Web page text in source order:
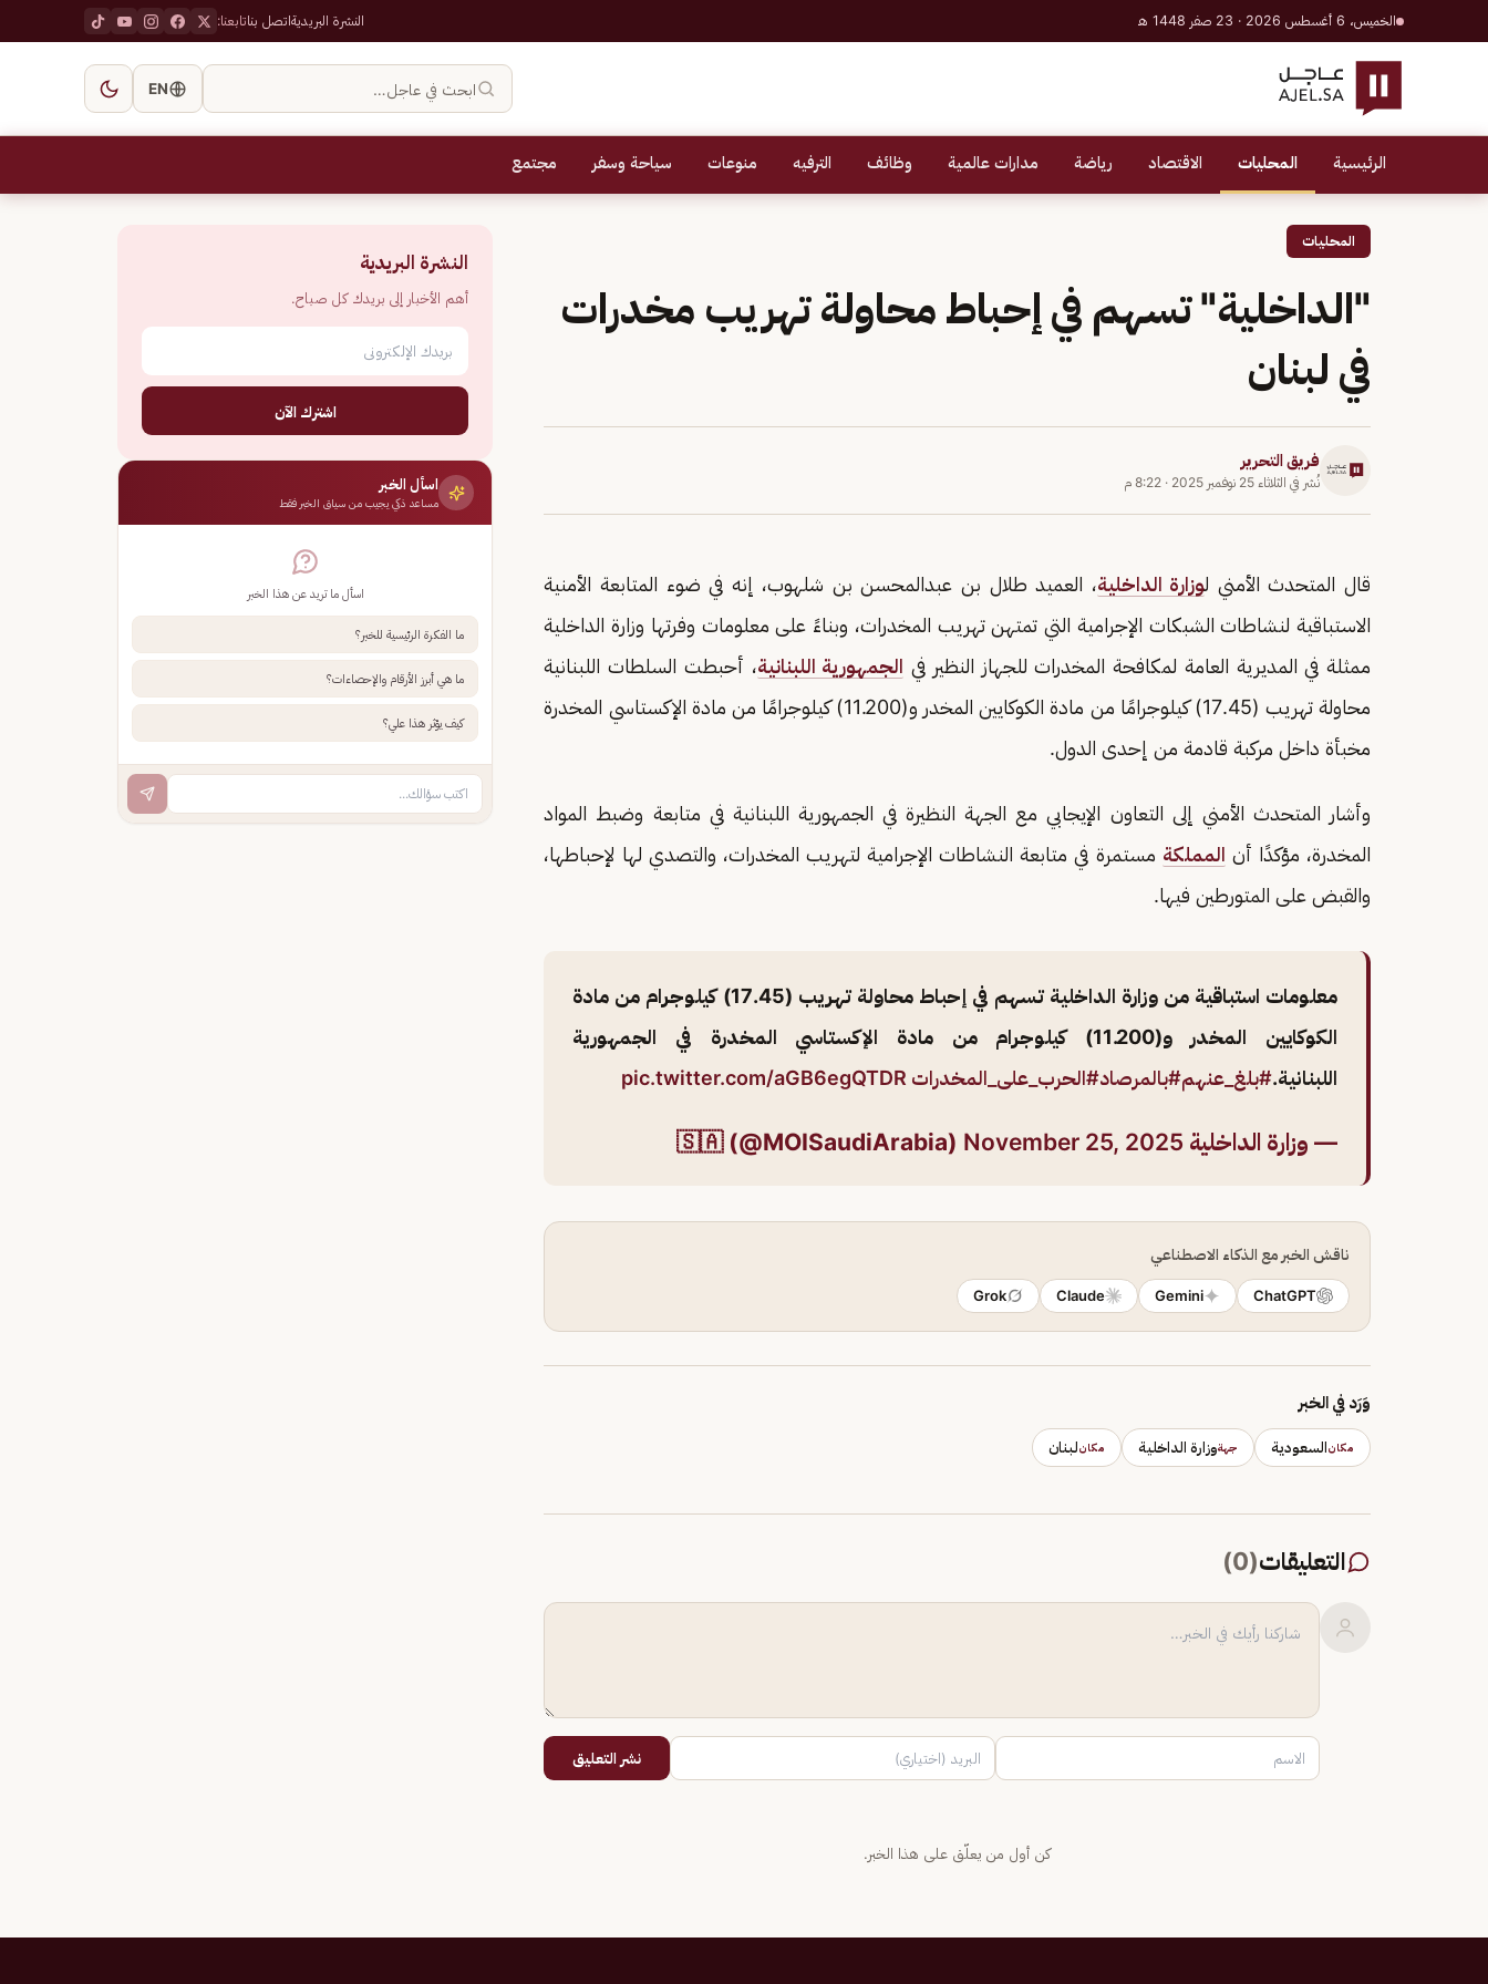
الخميس، 6 أغسطس 2026 · 23 صفر 1448 هـ النشرة البريديةاتصل بناتابعنا:
ابحث في عاجل… EN
الرئيسية المحليات الاقتصاد رياضة مدارات عالمية وظائف الترفيه منوعات سياحة وسفر مجتمع
المحليات
"الداخلية" تسهم في إحباط محاولة تهريب مخدرات
في لبنان
فريق التحرير
نُشر في الثلاثاء 25 نوفمبر 2025 · 8:22 م
قال المتحدث الأمني لوزارة الداخلية، العميد طلال بن عبدالمحسن بن شلهوب، إنه في ضوء المتابعة الأمنية
الاستباقية لنشاطات الشبكات الإجرامية التي تمتهن تهريب المخدرات، وبناءً على معلومات وفرتها وزارة الداخلية
ممثلة في المديرية العامة لمكافحة المخدرات للجهاز النظير في الجمهورية اللبنانية، أحبطت السلطات اللبنانية
محاولة تهريب (17.45) كيلوجرامًا من مادة الكوكايين المخدر و(11.200) كيلوجرامًا من مادة الإكستاسي المخدرة
مخبأة داخل مركبة قادمة من إحدى الدول.
وأشار المتحدث الأمني إلى التعاون الإيجابي مع الجهة النظيرة في الجمهورية اللبنانية في متابعة وضبط المواد
المخدرة، مؤكدًا أن المملكة مستمرة في متابعة النشاطات الإجرامية لتهريب المخدرات، والتصدي لها لإحباطها،
والقبض على المتورطين فيها.
معلومات استباقية من وزارة الداخلية تسهم في إحباط محاولة تهريب (17.45) كيلوجرام من مادة
الكوكايين المخدر و(11.200) كيلوجرام من مادة الإكستاسي المخدرة في الجمهورية
اللبنانية.#بلغ_عنهم#بالمرصاد#الحرب_على_المخدرات pic.twitter.com/aGB6egQTDR
— وزارة الداخلية 🇸🇦 (@MOISaudiArabia) November 25, 2025
ناقش الخبر مع الذكاء الاصطناعي
ChatGPT
Gemini
Claude
Grok
وَرَد في الخبر
مكانالسعودية جهةوزارة الداخلية مكانلبنان
التعليقات(
0
)
نشر التعليق
كن أول من يعلّق على هذا الخبر.
النشرة البريدية
أهم الأخبار إلى بريدك كل صباح.
اشترك الآن
اسأل الخبر
مساعد ذكي يجيب من سياق الخبر فقط
اسأل ما تريد عن هذا الخبر
ما الفكرة الرئيسية للخبر؟
ما هي أبرز الأرقام والإحصاءات؟
كيف يؤثر هذا علي؟